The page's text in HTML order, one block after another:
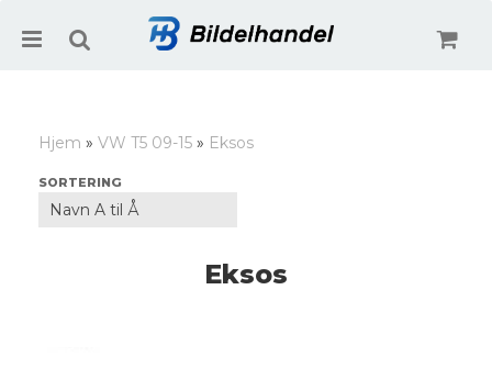
Hjem » VW T5 09-15 » Eksos
SORTERING
Eksos